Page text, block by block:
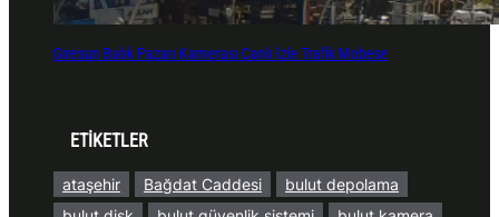
Giresun Balık Pazarı Kamerası Canlı İzle Trafik Mobese
ETİKETLER
ataşehir Bağdat Caddesi
bulut depolama